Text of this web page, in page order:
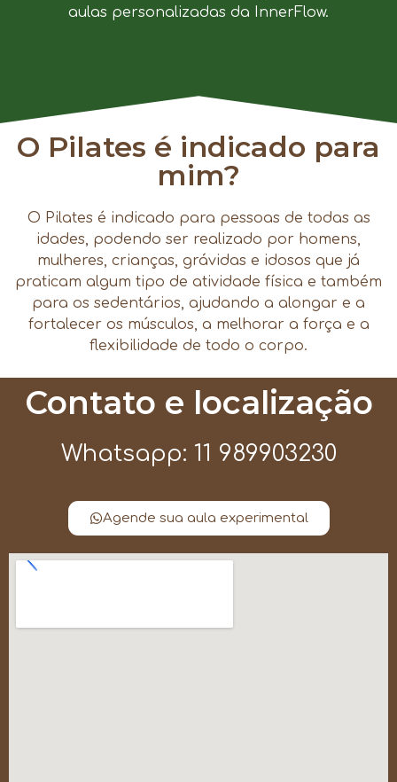
aulas personalizadas da InnerFlow.
O Pilates é indicado para
mim?
O Pilates é indicado para pessoas de todas as
idades, podendo ser realizado por homens,
mulheres, crianças, grávidas e idosos que já
praticam algum tipo de atividade física e também
para os sedentários, ajudando a alongar e a
fortalecer os músculos, a melhorar a força e a
flexibilidade de todo o corpo.
Contato e localização
Whatsapp: 11 989903230
Agende sua aula experimental